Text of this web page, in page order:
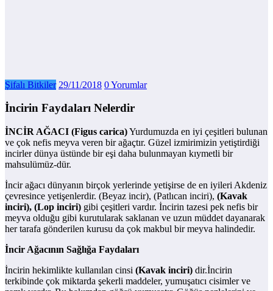
Şifalı Bitkiler 29/11/2018 0 Yorumlar
İncirin Faydaları Nelerdir
İNCİR AĞACI (Figus carica)Yurdumuzda en iyi çeşitleri bulunan
ve çok nefis meyva veren bir ağaçtır. Güzel izmirimizin yetiştirdiği
incirler dünya üstünde bir eşi daha bulunmayan kıymetli bir
mahsulümüz-dür.
İncir ağacı dünyanın birçok yerlerinde yetişirse de en iyileri Akdeniz
çevresince yetişenlerdir. (Beyaz incir), (Patlıcan inciri), (Kavak
inciri), (Lop inciri) gibi çeşitleri vardır. İncirin tazesi pek nefis bir
meyva olduğu gibi kurutularak saklanan ve uzun müddet dayanarak
her tarafa gönderilen kurusu da çok makbul bir meyva halindedir.
İncir Ağacının Sağlığa Faydaları
İncirin hekimlikte kullanılan cinsi (Kavak inciri) dir.İncirin
terkibinde çok miktarda şekerli maddeler, yumuşatıcı cisimler ve